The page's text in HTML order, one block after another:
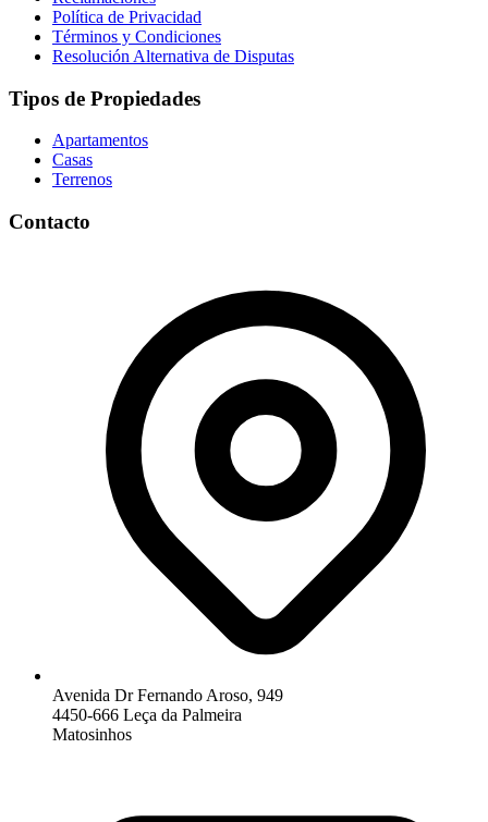
Política de Privacidad
Términos y Condiciones
Resolución Alternativa de Disputas
Tipos de Propiedades
Apartamentos
Casas
Terrenos
Contacto
Avenida Dr Fernando Aroso, 949
4450-666 Leça da Palmeira
Matosinhos